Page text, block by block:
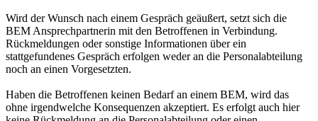
Wird der Wunsch nach einem Gespräch geäußert, setzt sich die
BEM Ansprechpartnerin mit den Betroffenen in Verbindung.
Rückmeldungen oder sonstige Informationen über ein
stattgefundenes Gespräch erfolgen weder an die Personalabteilung
noch an einen Vorgesetzten.
Haben die Betroffenen keinen Bedarf an einem BEM, wird das
ohne irgendwelche Konsequenzen akzeptiert. Es erfolgt auch hier